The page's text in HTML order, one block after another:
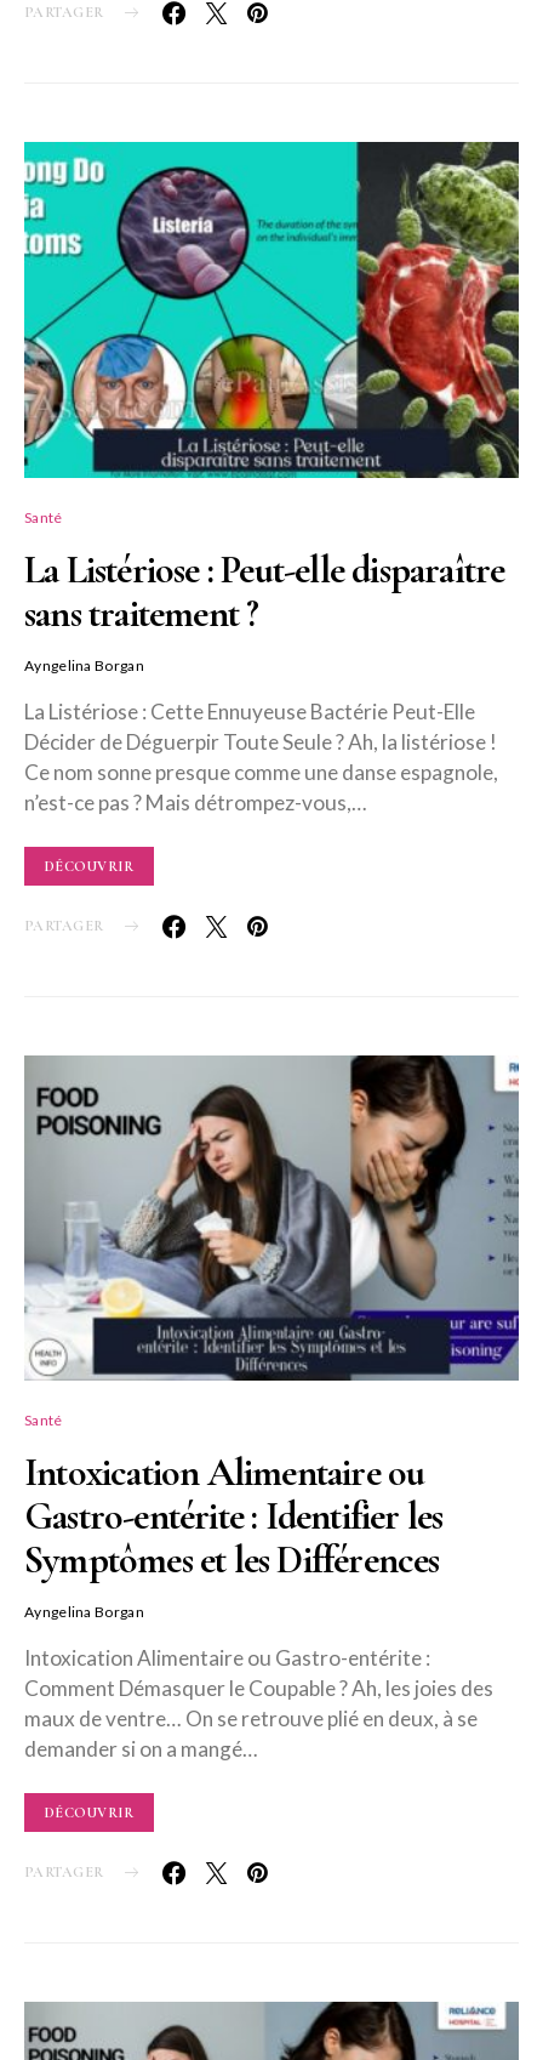
PARTAGER
Santé
La Listériose : Peut-elle disparaître
sans traitement ?
Ayngelina Borgan
La Listériose : Cette Ennuyeuse Bactérie Peut-Elle
Décider de Déguerpir Toute Seule ? Ah, la listériose !
Ce nom sonne presque comme une danse espagnole,
n’est-ce pas ? Mais détrompez-vous,…
DÉCOUVRIR
PARTAGER
Santé
Intoxication Alimentaire ou
Gastro-entérite : Identifier les
Symptômes et les Différences
Ayngelina Borgan
Intoxication Alimentaire ou Gastro-entérite :
Comment Démasquer le Coupable ? Ah, les joies des
maux de ventre… On se retrouve plié en deux, à se
demander si on a mangé…
DÉCOUVRIR
PARTAGER